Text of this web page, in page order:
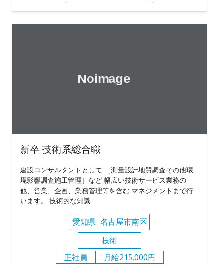
新卒 技術系総合職
建設コンサルタントとして ［測量設計地質調査その他環
境影響調査施工管理］など 幅広い技術サービス業務の
他、営業、企画、業務管理等を含む マネジメントまで行
います。 技術的な知識
愛知県 名古屋市南区
技術
正社員
月給215,000円